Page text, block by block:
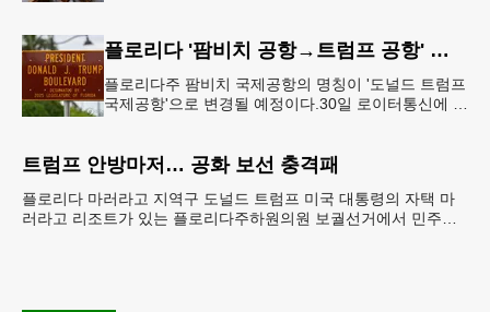
플로리다 '팜비치 공항→트럼프 공항' 명칭 변경
플로리다주 팜비치 국제공항의 명칭이 '도널드 트럼프
국제공항'으로 변경될 예정이다.30일 로이터통신에 따
트럼프 안방마저… 공화 보선 충격패
플로리다 마러라고 지역구 도널드 트럼프 미국 대통령의 자택 마
러라고 리조트가 있는 플로리다주하원의원 보궐선거에서 민주당